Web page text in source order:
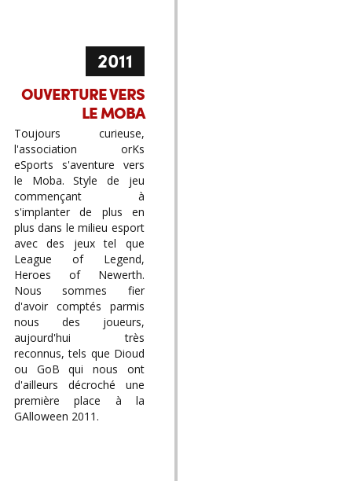
2011
OUVERTURE VERS
LE MOBA
Toujours curieuse,
l'association orKs
eSports s'aventure vers
le Moba. Style de jeu
commençant à
s'implanter de plus en
plus dans le milieu esport
avec des jeux tel que
League of Legend,
Heroes of Newerth.
Nous sommes fier
d'avoir comptés parmis
nous des joueurs,
aujourd'hui très
reconnus, tels que Dioud
ou GoB qui nous ont
d'ailleurs décroché une
première place à la
GAlloween 2011.